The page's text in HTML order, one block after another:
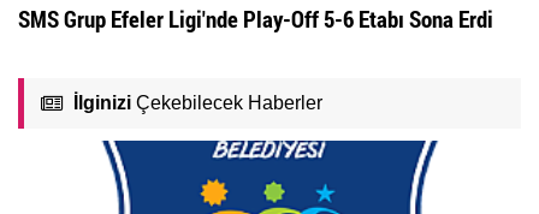
SMS Grup Efeler Ligi'nde Play-Off 5-6 Etabı Sona Erdi
İlginizi Çekebilecek Haberler